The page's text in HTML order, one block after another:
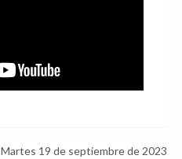
Martes 19 de septiembre de 2023